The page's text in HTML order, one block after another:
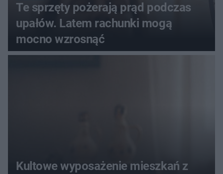
Te sprzęty pożerają prąd podczas
upałów. Latem rachunki mogą
mocno wzrosnąć
Kultowe wyposażenie mieszkań z